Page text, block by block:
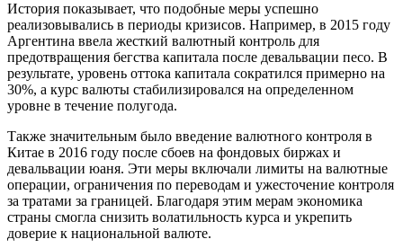
История показывает, что подобные меры успешно
реализовывались в периоды кризисов. Например, в 2015 году
Аргентина ввела жесткий валютный контроль для
предотвращения бегства капитала после девальвации песо. В
результате, уровень оттока капитала сократился примерно на
30%, а курс валюты стабилизировался на определенном
уровне в течение полугода.
Также значительным было введение валютного контроля в
Китае в 2016 году после сбоев на фондовых биржах и
девальвации юаня. Эти меры включали лимиты на валютные
операции, ограничения по переводам и ужесточение контроля
за тратами за границей. Благодаря этим мерам экономика
страны смогла снизить волатильность курса и укрепить
доверие к национальной валюте.